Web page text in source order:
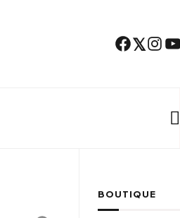
Facebook Twitter Instagram YouTube
BOUTIQUE